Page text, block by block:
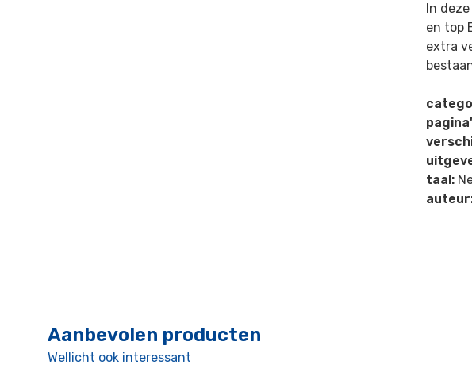
In
en top
extra
taal:
Aanbevolen producten
Wellicht ook interessant